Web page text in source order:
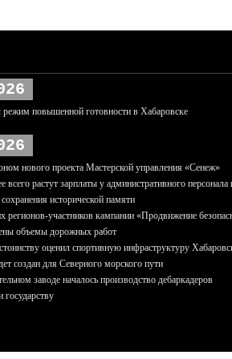
повышенной готовности в Хабаровске
нового проекта Мастерской управления «Сенеж»
растут зарплаты у административного персонала
исторической памяти
регионов-участников кампании «Продвижение
объемы дорожных работ
оценил спортивную инфраструктуру
создан для Северного морского пути
заводе началось производство дебаркадеров